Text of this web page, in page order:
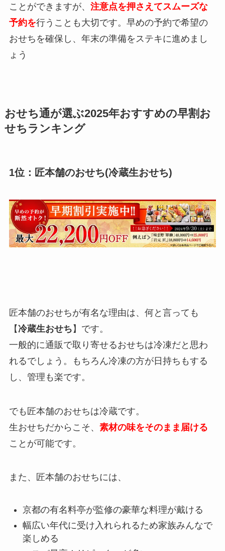
ことができますが、 注意点を押さえてスムーズな
予約を行うことも大切です。早めの予約で希望の
おせちを確保し、年末の準備をステキに進めまし
ょう
おせち通が選ぶ2025年おすすめの早割お
せちランキング
1位：匠本舗のおせち(冷蔵生おせち)
匠本舗のおせちが有名な理由は、何と言っても
【冷蔵生おせち 】です。
一般的に通販で取り寄せるおせちは冷凍だと思わ
れるでしょう。もちろん冷凍の方が日持ちもする
し、管理も楽です。
でも匠本舗のおせちは冷蔵です。
生おせちだからこそ、 素材の味をそのまま届ける
ことが可能です。
また、匠本舗のおせちには、
京都の有名料亭が監修の豪華な料理が戴ける
幅広い年代に受け入れられるため家族みんなで
楽しめる